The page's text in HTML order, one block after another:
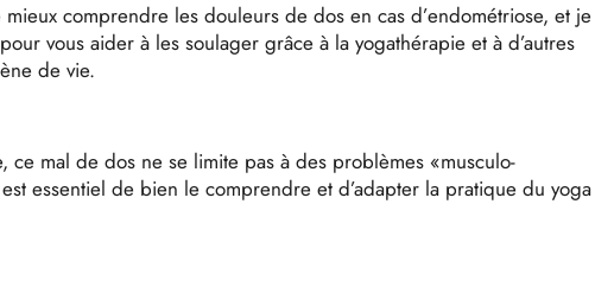
comprendre les douleurs de dos en cas d’endométriose, et je
vous aider à les soulager grâce à la yogathérapie et à d’autres
de vie.
ce mal de dos ne se limite pas à des problèmes «musculo-
essentiel de bien le comprendre et d’adapter la pratique du